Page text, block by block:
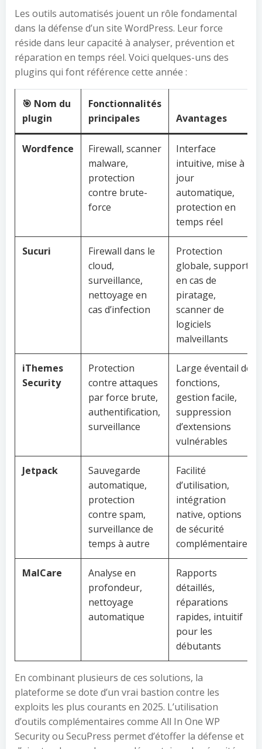
Les outils automatisés jouent un rôle fondamental
dans la défense d’un site WordPress. Leur force
réside dans leur capacité à analyser, prévention et
réparation en temps réel. Voici quelques-uns des
plugins qui font référence cette année :
🎯 Nom du
plugin
Fonctionnalités
principales
Avantages
Wordfence
Firewall, scanner
malware,
protection
contre brute-
force
Interface
intuitive, mise à
jour
automatique,
protection en
temps réel
Sucuri
Firewall dans le
cloud,
surveillance,
nettoyage en
cas d’infection
Protection
globale, support
en cas de
piratage,
scanner de
logiciels
malveillants
iThemes
Security
Protection
contre attaques
par force brute,
authentification,
surveillance
Large éventail de
fonctions,
gestion facile,
suppression
d’extensions
vulnérables
Jetpack
Sauvegarde
automatique,
protection
contre spam,
surveillance de
temps à autre
Facilité
d’utilisation,
intégration
native, options
de sécurité
complémentaires
MalCare
Analyse en
profondeur,
nettoyage
automatique
Rapports
détaillés,
réparations
rapides, intuitif
pour les
débutants
En combinant plusieurs de ces solutions, la
plateforme se dote d’un vrai bastion contre les
exploits les plus courants en 2025. L’utilisation
d’outils complémentaires comme All In One WP
Security ou SecuPress permet d’étoffer la défense et